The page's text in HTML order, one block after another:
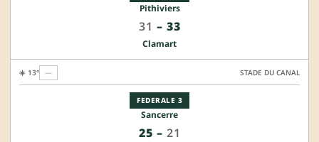
Pithiviers
31 – 33
Clamart
FEDERALE 3
Sancerre
25 – 21
☀️ 13° — STADE DU CANAL